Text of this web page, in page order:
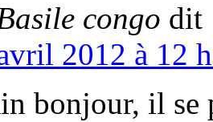
congo dit
2012 à 12
bonjour, il se